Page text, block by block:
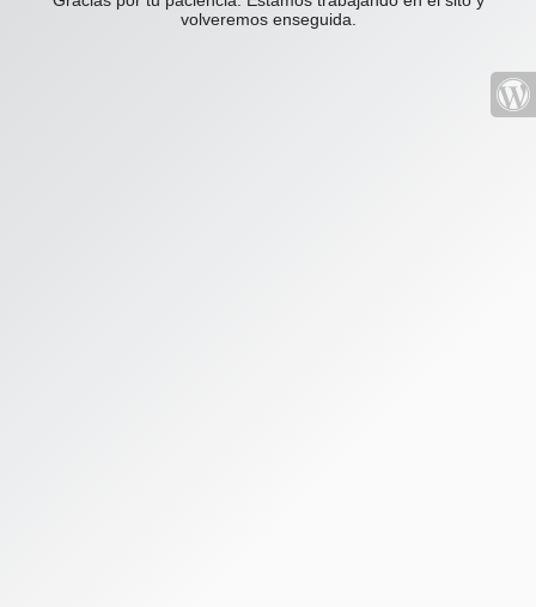
volveremos enseguida.